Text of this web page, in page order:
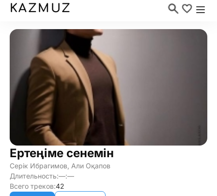
KAZMUZ
Ертеңіме сенемін
Серік Ибрагимов, Али Оқапов
Длительность:—:—
Всего треков:42